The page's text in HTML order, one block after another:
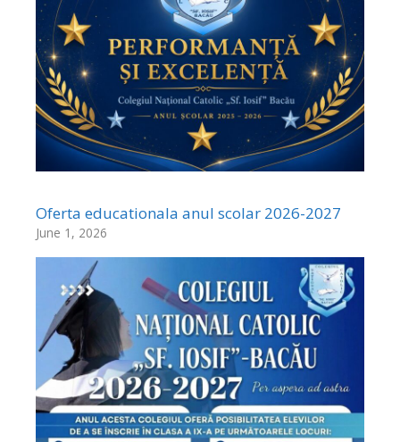
Oferta educationala anul scolar 2026-2027
June 1, 2026